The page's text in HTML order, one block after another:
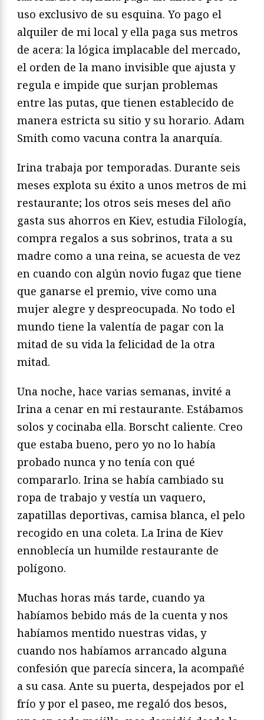
uso exclusivo de su esquina. Yo pago el
alquiler de mi local y ella paga sus metros
de acera: la lógica implacable del mercado,
el orden de la mano invisible que ajusta y
regula e impide que surjan problemas
entre las putas, que tienen establecido de
manera estricta su sitio y su horario. Adam
Smith como vacuna contra la anarquía.
Irina trabaja por temporadas. Durante seis
meses explota su éxito a unos metros de mi
restaurante; los otros seis meses del año
gasta sus ahorros en Kiev, estudia Filología,
compra regalos a sus sobrinos, trata a su
madre como a una reina, se acuesta de vez
en cuando con algún novio fugaz que tiene
que ganarse el premio, vive como una
mujer alegre y despreocupada. No todo el
mundo tiene la valentía de pagar con la
mitad de su vida la felicidad de la otra
mitad.
Una noche, hace varias semanas, invité a
Irina a cenar en mi restaurante. Estábamos
solos y cocinaba ella. Borscht caliente. Creo
que estaba bueno, pero yo no lo había
probado nunca y no tenía con qué
compararlo. Irina se había cambiado su
ropa de trabajo y vestía un vaquero,
zapatillas deportivas, camisa blanca, el pelo
recogido en una coleta. La Irina de Kiev
ennoblecía un humilde restaurante de
polígono.
Muchas horas más tarde, cuando ya
habíamos bebido más de la cuenta y nos
habíamos mentido nuestras vidas, y
cuando nos habíamos arrancado alguna
confesión que parecía sincera, la acompañé
a su casa. Ante su puerta, despejados por el
frío y por el paseo, me regaló dos besos,